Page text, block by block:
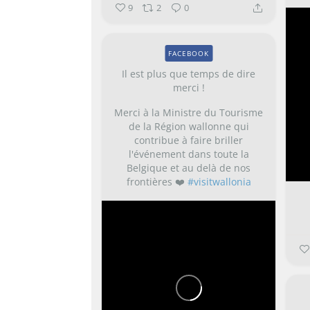
9 2 0
Il est plus que temps de dire
merci !
Merci à la Ministre du Tourisme
de la Région wallonne qui
contribue à faire briller
l'événement dans toute la
Belgique et au delà de nos
frontières ❤️ #visitwallonia
FACEBOOK